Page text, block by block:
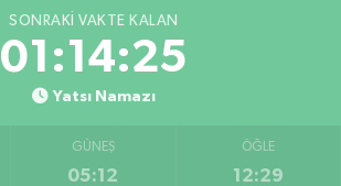
SONRAKI VAKTE KALAN
01:14:24
Yatsı Namazı
GÜNEŞ
05:12
ÖĞLE
12:29